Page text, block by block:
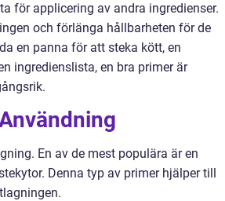
för applicering av andra ingredienser.
och förlänga hållbarheten för de
en panna för att steka kött, en
ingredienslista, en bra primer är
En av de mest populära är en
Denna typ av primer hjälper till